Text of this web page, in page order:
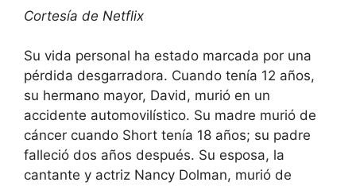
Cortesía de Netflix
Su vida personal ha estado marcada por una
pérdida desgarradora. Cuando tenía 12 años,
su hermano mayor, David, murió en un
accidente automovilístico. Su madre murió de
cáncer cuando Short tenía 18 años; su padre
falleció dos años después. Su esposa, la
cantante y actriz Nancy Dolman, murió de